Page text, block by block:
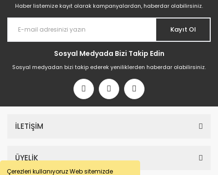
Çerezleri kullanıyoruz Web sitemizde
Haber listemize kayıt olarak kampanyalardan, haberdar olabilirsiniz.
Kayıt Ol
Sosyal Medyada Bizi Takip Edin
Sosyal medyadan bizi takip ederek yeniliklerden haberdar olabilirsiniz.
İLETİŞİM
ÜYELİK